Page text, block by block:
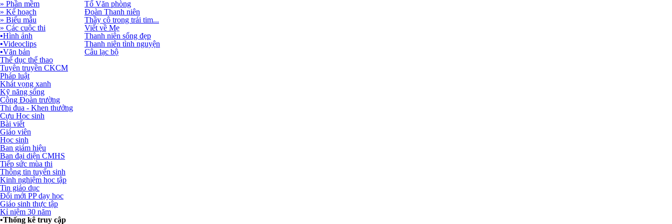
» Phần mềm
» Kế hoạch
» Biểu mẫu
» Các cuộc thi
•Hình ảnh
•Videoclips
•Văn bản
Tổ Văn phòng
Đoàn Thanh niên
Thầy cô trong trái tim...
Viết về Mẹ
Thanh niên sống đẹp
Thanh niên tình nguyện
Câu lạc bộ
Thể dục thể thao
Tuyên truyền CKCM
Pháp luật
Khát vọng xanh
Kỹ năng sống
Công Đoàn trường
Thi đua - Khen thưởng
Cựu Học sinh
Bài viết
Giáo viên
Học sinh
Ban giám hiệu
Ban đại diện CMHS
Tiếp sức mùa thi
Thông tin tuyển sinh
Kinh nghiệm học tập
Tin giáo dục
Đổi mới PP dạy học
Giáo sinh thực tập
Kỉ niệm 30 năm
•Thống kê truy cập